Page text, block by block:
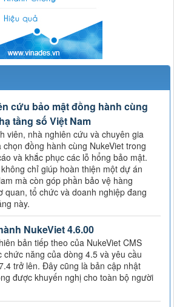
cứu bảo mật đồng hành cùng
tầng số Việt Nam
viên, nhà nghiên cứu và chuyên gia
đồng hành cùng NukeViet trong
và khắc phục các lỗ hổng bảo mật.
chỉ giúp hoàn thiện một dự án
mà còn góp phần bảo vệ hàng
quan, tổ chức và doanh nghiệp đang
này.
NukeViet 4.6.00
bản tiếp theo của NukeViet CMS
năng của dòng 4.5 và yêu cầu
trở lên. Đây cũng là bản cập nhật
được khuyến nghị cho toàn bộ người